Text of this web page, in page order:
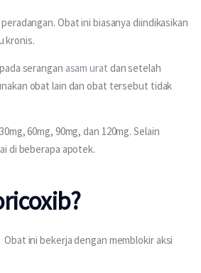
Obat ini biasanya diindikasikan
kronis.
serangan asam urat dan setelah
obat lain dan obat tersebut tidak
60mg, 90mg, dan 120mg. Selain
di beberapa apotek.
ini bekerja dengan memblokir aksi